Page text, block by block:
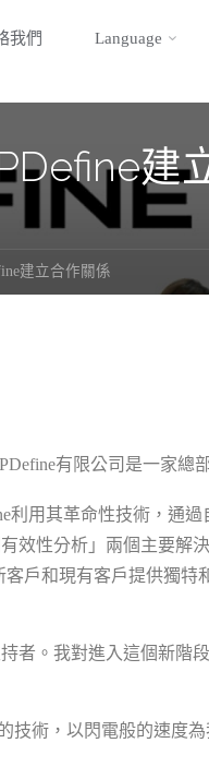
我們 Language
建
建立合作關係
有限公司是一家總
利用其革命性技術，通過
效性分析」兩個主要解
戶和現有客戶提供獨特
者。我對進入這個新階
技術，以閃電般的速度